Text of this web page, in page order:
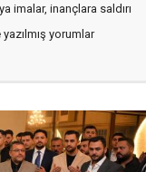
imalar, inançlara saldırı
yorumlar